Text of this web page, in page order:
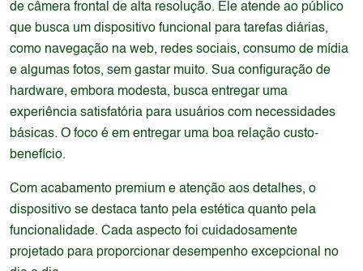
de câmera frontal de alta resolução. Ele atende ao público
que busca um dispositivo funcional para tarefas diárias,
como navegação na web, redes sociais, consumo de mídia
e algumas fotos, sem gastar muito. Sua configuração de
hardware, embora modesta, busca entregar uma
experiência satisfatória para usuários com necessidades
básicas. O foco é em entregar uma boa relação custo-
benefício.
Com acabamento premium e atenção aos detalhes, o
dispositivo se destaca tanto pela estética quanto pela
funcionalidade. Cada aspecto foi cuidadosamente
projetado para proporcionar desempenho excepcional no